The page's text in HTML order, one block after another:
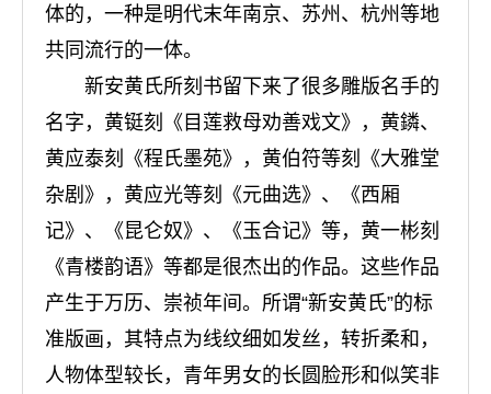
体的，一种是明代末年南京、苏州、杭州等地
共同流行的一体。
新安黄氏所刻书留下来了很多雕版名手的
名字，黄铤刻《目莲救母劝善戏文》，黄鏻、
黄应泰刻《程氏墨苑》，黄伯符等刻《大雅堂
杂剧》，黄应光等刻《元曲选》、《西厢
记》、《昆仑奴》、《玉合记》等，黄一彬刻
《青楼韵语》等都是很杰出的作品。这些作品
产生于万历、崇祯年间。所谓“新安黄氏”的标
准版画，其特点为线纹细如发丝，转折柔和，
人物体型较长，青年男女的长圆脸形和似笑非